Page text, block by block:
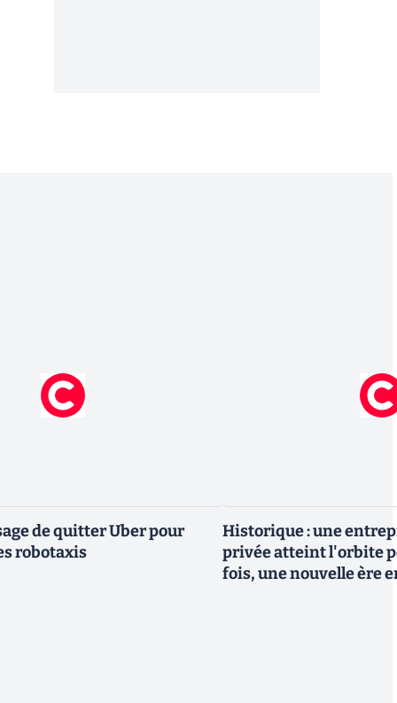
de quitter Uber pour
robotaxis
Historique : une
privée atteint l'orbite
fois, une nouvelle ère